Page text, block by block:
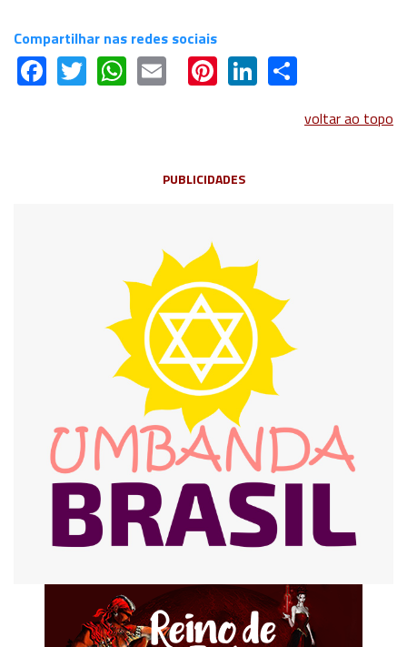
Compartilhar nas redes sociais
Facebook
TwitterWhatsApp
EmailPinterest
LinkedIn
voltar ao topo
PUBLICIDADES